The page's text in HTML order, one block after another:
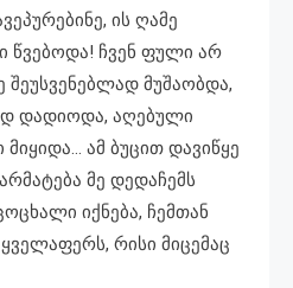
ის ღამე
წვებოდა! ჩვენ ფული არ
მუშაობდა,
დადიოდა, აღებული
ამ ბუცით დავიწყე
მე დედაჩემს
იქნება, ჩემთან
რისი მიცემაც